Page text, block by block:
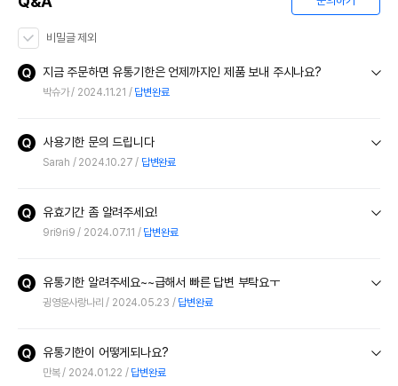
비밀글 제외
지금 주문하면 유통기한은 언제까지인 제품 보내 주시나요?
박슈가 2024.11.21 답변완료
사용기한 문의 드립니다
Sarah 2024.10.27 답변완료
유효기간 좀 알려주세요!
9ri9ri9 2024.07.11 답변완료
유통기한 알려주세요~~급해서 빠른 답변 부탁요ㅜ
귕영운사랑나리 2024.05.23 답변완료
유통기한이 어떻게되나요?
만복 2024.01.22 답변완료